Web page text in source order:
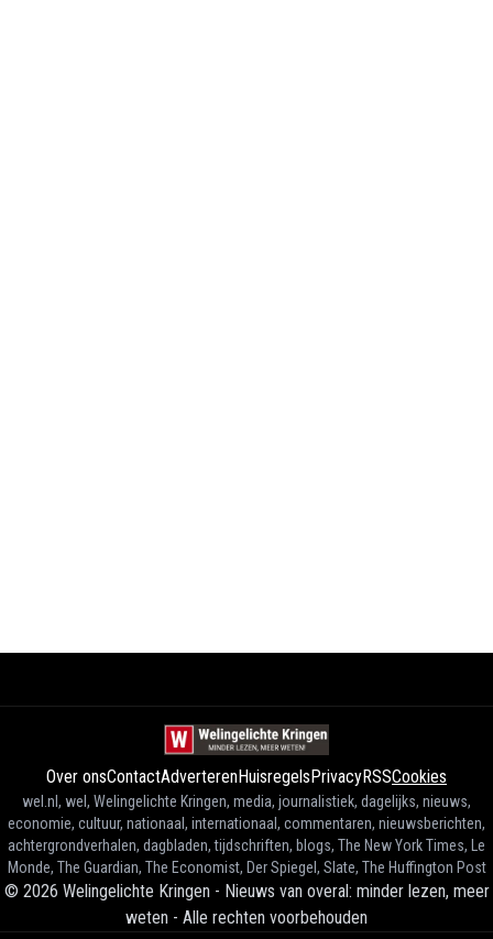
Over onsContactAdverterenHuisregelsPrivacyRSSCookies
wel.nl, wel, Welingelichte Kringen, media, journalistiek, dagelijks, nieuws,
economie, cultuur, nationaal, internationaal, commentaren, nieuwsberichten,
achtergrondverhalen, dagbladen, tijdschriften, blogs, The New York Times, Le
Monde, The Guardian, The Economist, Der Spiegel, Slate, The Huffington Post
© 2026 Welingelichte Kringen - Nieuws van overal: minder lezen, meer
weten - Alle rechten voorbehouden